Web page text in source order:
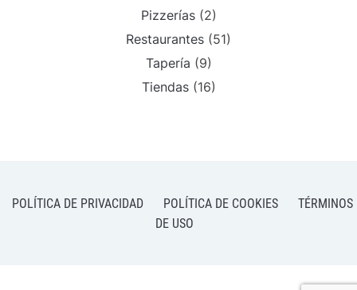
Pizzerías(2)
Restaurantes (51)
Tapería (9)
Tiendas(16)
POLÍTICA DE PRIVACIDAD POLÍTICA DE COOKIES
TÉRMINOS
DE USO